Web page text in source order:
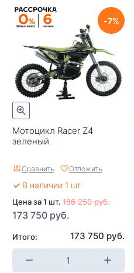
Мотоцикл Racer Z4
зеленый
7
Сравнить Отложить
В наличии 1 шт
Цена за 1 шт. 186 250 руб.
173 750 руб.
Итого: 173 750 руб.